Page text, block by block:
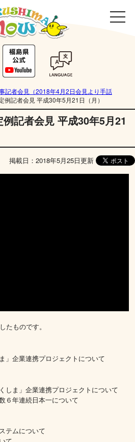
記者会見（2018年4月2日会見より手話
例記者会見 平成30年5月21日（月）
例記者会見 平成30年5月21
掲載日：2018年5月25日更新
たものです。
」企業連携プロジェクトについて
ま」企業連携プロジェクトについて
６年連続日本一について
テムについて